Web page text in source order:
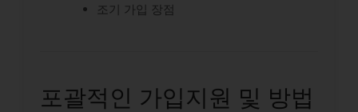
조기 가입 장점
포괄적인 가입지원 및 방법